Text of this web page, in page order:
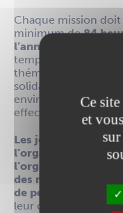
Chaque mission
minimum de84
l’année
suivant le
temps scolaires. Elle
thématiques
solidarité, santé,
environnement et
effectuer peut être
Les jeunes peuvent
l’organisation d’un
l’organisation
des missions en
de personnes
leur confier des
Ce
et